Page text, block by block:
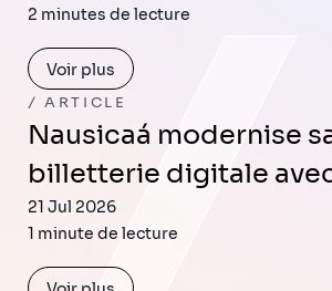
2 minutes de lecture
Voir plus
ARTICLE
Nausicaá modernise sa
billetterie digitale
21 Jul 2026
1 minute de lecture